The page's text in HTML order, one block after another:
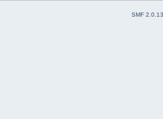
SMF 2.0.13